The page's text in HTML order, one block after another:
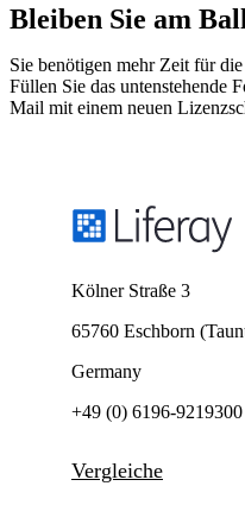
Bleiben Sie am
Sie benötigen mehr Zeit für
Füllen Sie das untenstehende
Mail mit einem neuen
Kölner Straße 3
65760 Eschborn
Germany
+49 (0) 6196-9219300
Vergleiche